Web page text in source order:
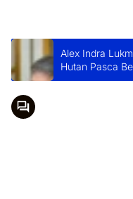
Alex Indra
Hutan Pasca
Terealisasi